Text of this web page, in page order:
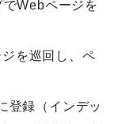
Webページを
を巡回し、ペ
登録（インデッ